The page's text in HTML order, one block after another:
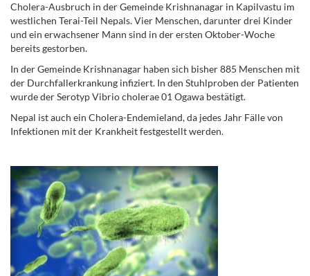
Cholera-Ausbruch in der Gemeinde Krishnanagar in Kapilvastu im
westlichen Terai-Teil Nepals. Vier Menschen, darunter drei Kinder
und ein erwachsener Mann sind in der ersten Oktober-Woche
bereits gestorben.
In der Gemeinde Krishnanagar haben sich bisher 885 Menschen mit
der Durchfallerkrankung infiziert. In den Stuhlproben der Patienten
wurde der Serotyp Vibrio cholerae 01 Ogawa bestätigt.
Nepal ist auch ein Cholera-Endemieland, da jedes Jahr Fälle von
Infektionen mit der Krankheit festgestellt werden.